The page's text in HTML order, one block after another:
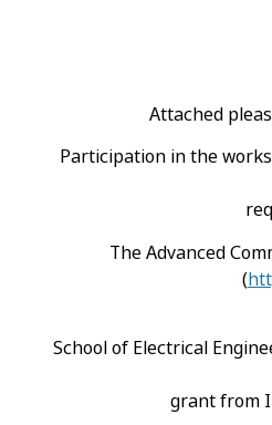
Attached
Participation in the
The Advanced
(
School of Electrical
grant from